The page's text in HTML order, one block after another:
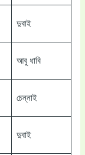
দুবাই
আবু ধাবি
চেন্নাই
দুবাই